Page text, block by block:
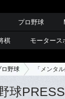
プロ野球
棋 モータース
ロ野球 「メンタ
球PRESS